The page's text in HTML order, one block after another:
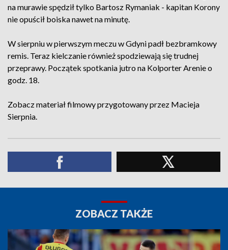
na murawie spędził tylko Bartosz Rymaniak - kapitan Korony
nie opuścił boiska nawet na minutę.
W sierpniu w pierwszym meczu w Gdyni padł bezbramkowy
remis. Teraz kielczanie również spodziewają się trudnej
przeprawy. Początek spotkania jutro na Kolporter Arenie o
godz. 18.
Zobacz materiał filmowy przygotowany przez Macieja
Sierpnia.
ZOBACZ TAKŻE